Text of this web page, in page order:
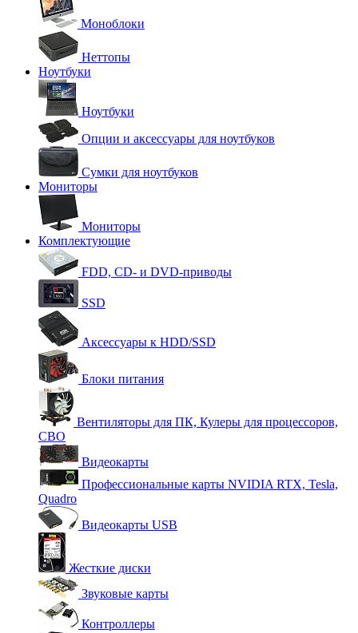
Моноблоки
Неттопы
Ноутбуки
Ноутбуки
Опции и аксессуары для ноутбуков
Сумки для ноутбуков
Мониторы
Мониторы
Комплектующие
FDD, CD- и DVD-приводы
SSD
Аксессуары к HDD/SSD
Блоки питания
Вентиляторы для ПК, Кулеры для процессоров,
СВО
Видеокарты
Профессиональные карты NVIDIA RTX, Tesla,
Quadro
Видеокарты USB
Жесткие диски
Звуковые карты
Контроллеры